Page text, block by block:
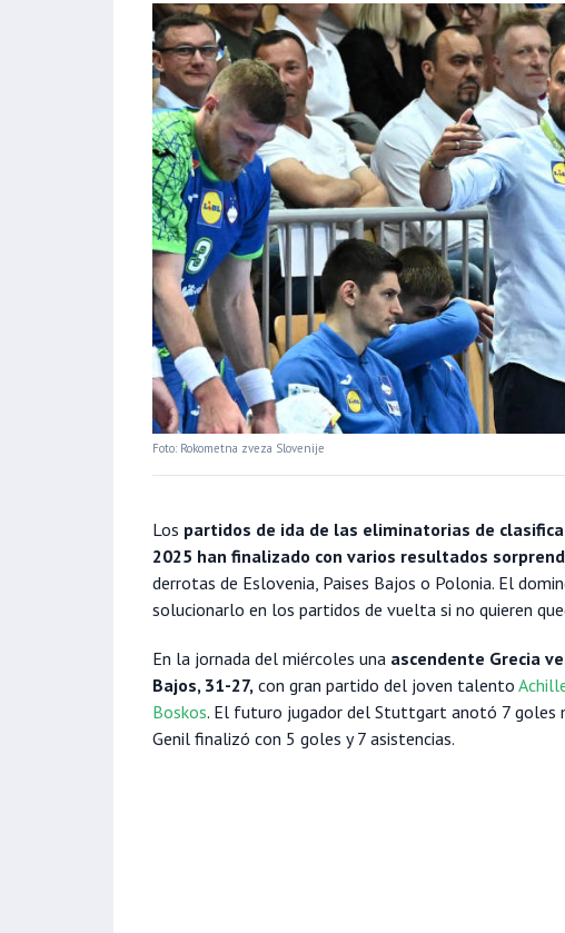
Foto: Rokometna zveza Slovenije
Los partidos de ida de las eliminatorias de
2025 han finalizado con varios resultados
derrotas de Eslovenia, Paises Bajos o Polonia. El
solucionarlo en los partidos de vuelta si no quieren
En la jornada del miércoles una ascendente Grecia
Bajos, 31-27, con gran partido del joven talento
Boskos. El futuro jugador del Stuttgart anotó 7 goles
Genil finalizó con 5 goles y 7 asistencias.